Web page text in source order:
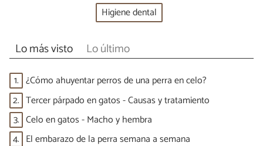
Higiene dental
Lo más visto Lo último
1. ¿Cómo ahuyentar perros de una perra en celo?
2. Tercer párpado en gatos - Causas y tratamiento
3. Celo en gatos - Macho y hembra
4. El embarazo de la perra semana a semana